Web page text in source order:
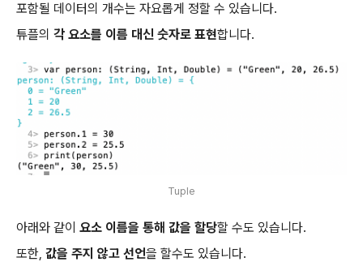
포함될 데이터의 개수는 자요롭게 정할 수 있습니다.
튜플의 각 요소를 이름 대신 숫자로 표현합니다.
Tuple
아래와 같이 요소 이름을 통해 값을 할당할 수도 있습니다.
또한, 값을 주지 않고 선언을 할수도 있습니다.